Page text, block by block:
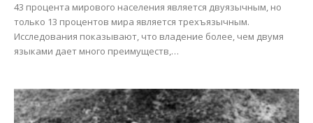
43 процента мирового населения является двуязычным, но
только 13 процентов мира является трехъязычным.
Исследования показывают, что владение более, чем двумя
языками дает много преимуществ,…